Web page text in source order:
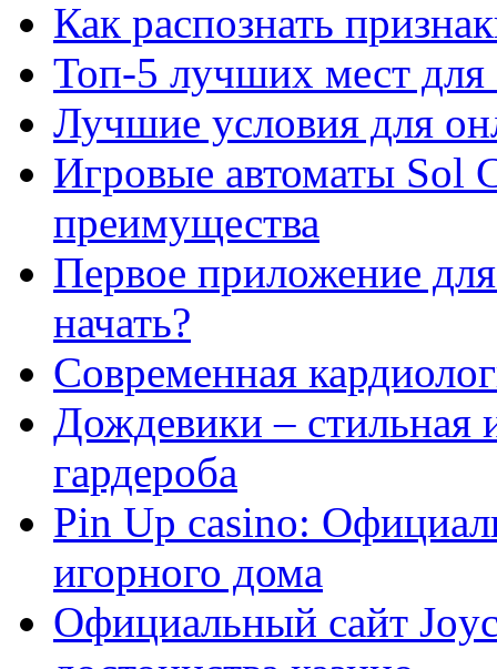
Как распознать
Топ-5 лучших мест для
Лучшие условия для
Игровые автоматы Sol
преимущества
Первое приложение
начать?
Современная
Дождевики – стильная
гардероба
Pin Up casino:
игорного дома
Официальный сайт